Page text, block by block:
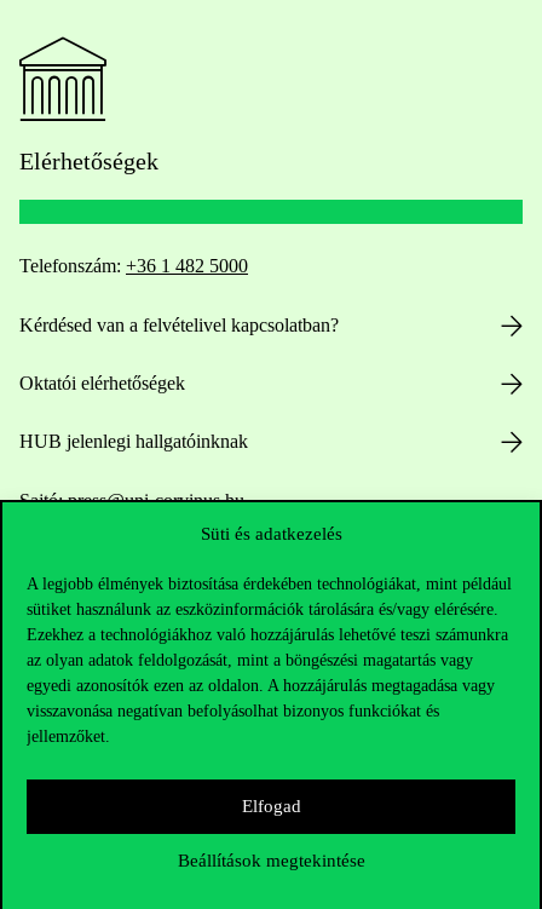
Süti és adatkezelés
A legjobb élmények biztosítása érdekében technológiákat, mint például
sütiket használunk az eszközinformációk tárolására és/vagy elérésére.
Ezekhez a technológiákhoz való hozzájárulás lehetővé teszi számunkra
az olyan adatok feldolgozását, mint a böngészési magatartás vagy
egyedi azonosítók ezen az oldalon. A hozzájárulás megtagadása vagy
visszavonása negatívan befolyásolhat bizonyos funkciókat és
jellemzőket.
Elfogad
Beállítások megtekintése
Elérhetőségek
Telefonszám: +36 1 482 5000
Kérdésed van a felvételivel kapcsolatban?
Oktatói elérhetőségek
HUB jelenlegi hallgatóinknak
Sajtó:press@uni-corvinus.hu
Hasznos linkek